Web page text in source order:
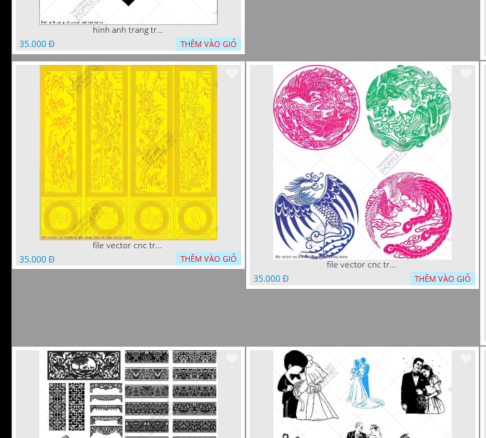
hinh anh trang tri cua so trai tim
35.000 Đ
THÊM VÀO GIỎ
file vector cnc tranh tu quy mau cam de chiu decor
35.000 Đ
THÊM VÀO GIỎ
file vector cnc tranh decor rong phuong
35.000 Đ
THÊM VÀO GIỎ